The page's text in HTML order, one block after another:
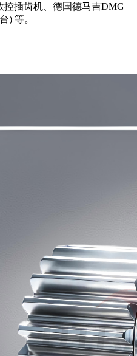
控插齿机、德国德马吉DMG
) 等。